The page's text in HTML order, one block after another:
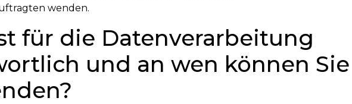
wenden.
für die Datenverarbeitung
und an wen können Sie